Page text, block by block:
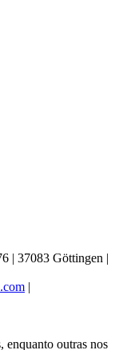
| 37083 Göttingen |
|
enquanto outras nos